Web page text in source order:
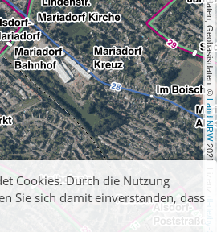
, Kartendaten, Geobasisdaten: ©
Land NRW
2021, Lizenz
dl-de/by-2-0
Cookies. Durch die Nutzung
Sie sich damit einverstanden, dass